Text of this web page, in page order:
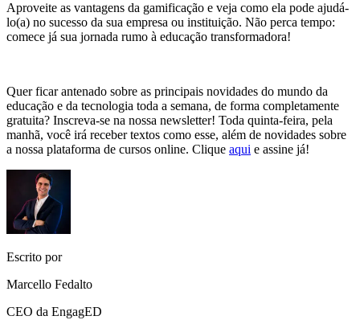
Aproveite as vantagens da gamificação e veja como ela pode ajudá-
lo(a) no sucesso da sua empresa ou instituição. Não perca tempo:
comece já sua jornada rumo à educação transformadora!
Quer ficar antenado sobre as principais novidades do mundo da
educação e da tecnologia toda a semana, de forma completamente
gratuita? Inscreva-se na nossa newsletter! Toda quinta-feira, pela
manhã, você irá receber textos como esse, além de novidades sobre
a nossa plataforma de cursos online. Clique aqui e assine já!
Escrito por
Marcello Fedalto
CEO da EngagED